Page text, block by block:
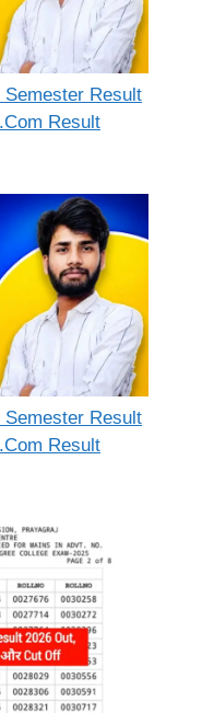
Result
Result
Result
Result